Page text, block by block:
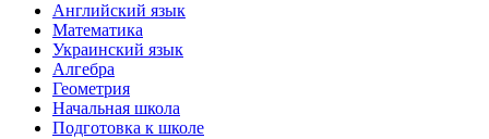
Английский язык
Математика
Украинский язык
Алгебра
Геометрия
Начальная школа
Подготовка к школе